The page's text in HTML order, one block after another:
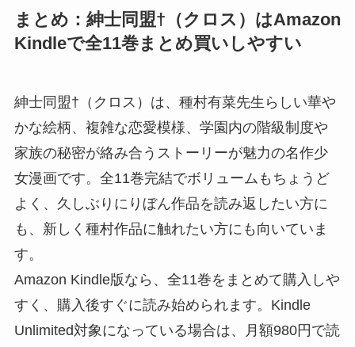
まとめ：紳士同盟†（クロス）はAmazon
Kindleで全11巻まとめ買いしやすい
紳士同盟†（クロス）は、種村有菜先生らしい華や
かな絵柄、複雑な恋愛模様、学園内の階級制度や
家族の秘密が絡み合うストーリーが魅力の名作少
女漫画です。全11巻完結でボリュームもちょうど
よく、久しぶりにりぼん作品を読み返したい方に
も、新しく種村作品に触れたい方にも向いていま
す。
Amazon Kindle版なら、全11巻をまとめて購入しや
すく、購入後すぐに読み始められます。Kindle
Unlimited対象になっている場合は、月額980円で読